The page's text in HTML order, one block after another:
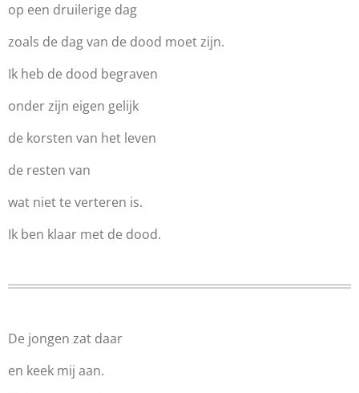
op een druilerige dag
zoals de dag van de dood moet zijn.
Ik heb de dood begraven
onder zijn eigen gelijk
de korsten van het leven
de resten van
wat niet te verteren is.
Ik ben klaar met de dood.
De jongen zat daar
en keek mij aan.